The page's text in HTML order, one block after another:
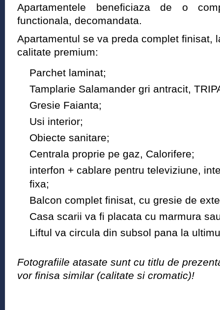
Apartamentele beneficiaza de o
functionala, decomandata.
Apartamentul se va preda complet finisat,
calitate premium:
Parchet laminat;
Tamplarie Salamander gri antracit,
Gresie Faianta;
Usi interior;
Obiecte sanitare;
Centrala proprie pe gaz, Calorifere;
interfon + cablare pentru televiziune,
fixa;
Balcon complet finisat, cu gresie de
Casa scarii va fi placata cu marmura
Liftul va circula din subsol pana la
Fotografiile atasate sunt cu titlu de
vor finisa similar (calitate si cromatic)!